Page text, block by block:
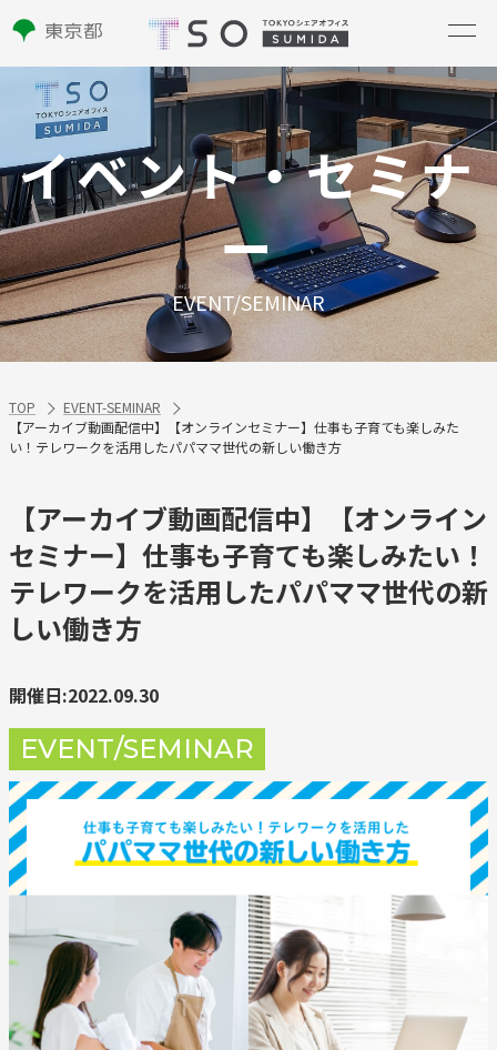
イベント・セミナ
ー
EVENT/SEMINAR
TOP
EVENT-SEMINAR
【アーカイブ動画配信中】【オンラインセミナー】仕事も子育ても楽しみた
い！テレワークを活用したパパママ世代の新しい働き方
【アーカイブ動画配信中】【オンライン
セミナー】仕事も子育ても楽しみたい！
テレワークを活用したパパママ世代の新
しい働き方
開催日:2022.09.30
EVENT/SEMINAR